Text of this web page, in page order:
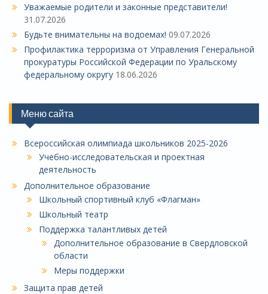
Уважаемые родители и законные представители!
31.07.2026
Будьте внимательны на водоемах! 09.07.2026
Профилактика терроризма от Управления Генеральной
прокуратуры Российской Федерации по Уральскому
федеральному округу 18.06.2026
Меню сайта
Всероссийская олимпиада школьников 2025-2026
Учебно-исследовательская и проектная
деятельность
Дополнительное образование
Школьный спортивный клуб «Флагман»
Школьный театр
Поддержка талантливых детей
Дополнительное образование в Свердловской
области
Меры поддержки
Защита прав детей